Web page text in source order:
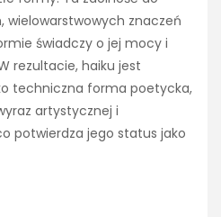
wielowarstwowych znaczeń
świadczy o jej mocy i
rezultacie, haiku jest
techniczna forma poetycka,
artystycznej i
potwierdza jego status jako